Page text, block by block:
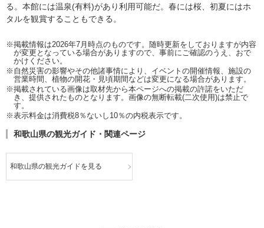
る。本館には温泉(有料)があり利用可能だ。春には桜、初夏にはホ
タルを観賞することもできる。
※掲載情報は2026年7月時点のものです。随時更新をしておりますが内容
が変更となっている場合がありますので、事前にご確認のうえ、おで
かけください。
※自然災害の影響やその他諸事情により、イベントの開催情報、施設の
営業時間、植物の開花・見頃期間などは変更になる場合があります。
※掲載されている画像は取材先から本ページへの掲載の許諾をいただ
き、提供されたものとなります。画像の無断転載(二次使用)は禁止で
す。
※表示料金は消費税8％ないし10％の内税表示です。
和歌山県の観光ガイド・関連ページ
和歌山県の観光ガイドを見る